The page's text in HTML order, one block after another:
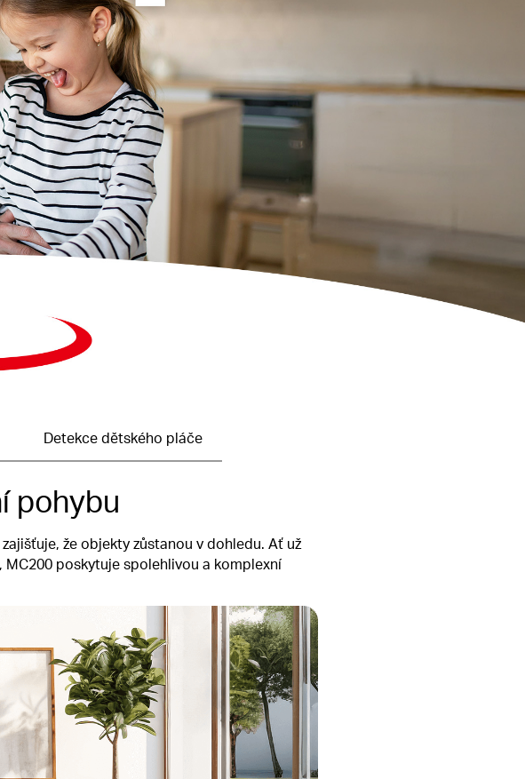
Detekce dětského pláče
pohybu
že objekty zůstanou v dohledu. Ať už
poskytuje spolehlivou a komplexní